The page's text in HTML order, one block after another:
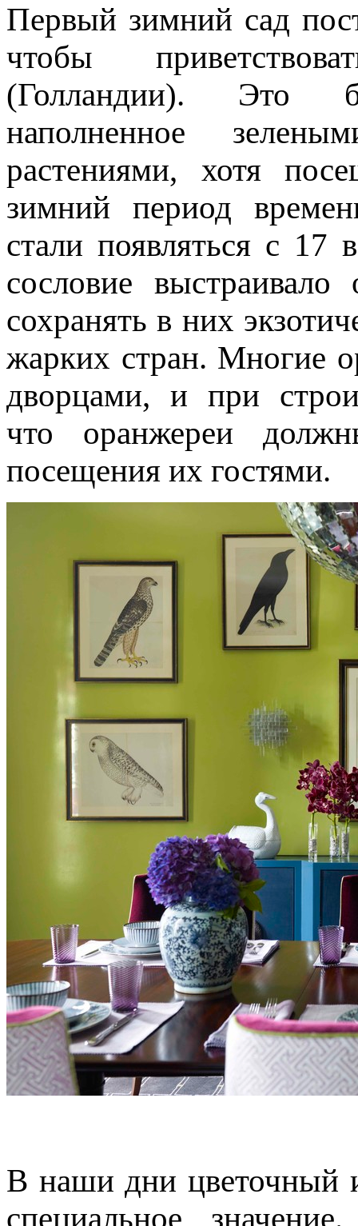
Первый зимний сад
чтобы
(Голландии). Это
наполненное
растениями, хотя
зимний период
стали появляться с 17
сословие
сохранять в них
жарких стран. Многие
дворцами, и при
что оранжереи
посещения их гостями.
В наши дни цветочный
специальное